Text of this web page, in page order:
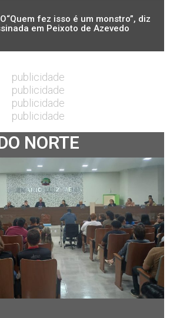
fez isso é um monstro”, diz
em Peixoto de Azevedo
publicidade
publicidade
publicidade
publicidade
NORTE